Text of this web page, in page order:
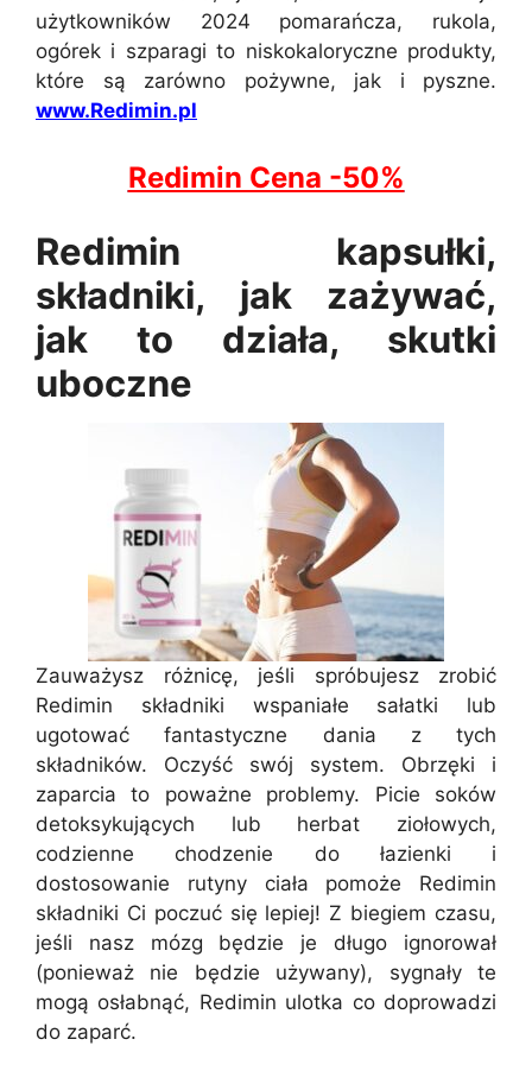
użytkowników 2024 pomarańcza, rukola,
ogórek i szparagi to niskokaloryczne produkty,
które są zarówno pożywne, jak i pyszne.
www.Redimin.pl
Redimin Cena -50%
Redimin kapsułki,
składniki, jak zażywać,
jak to działa, skutki
uboczne
Zauważysz różnicę, jeśli spróbujesz zrobić
Redimin składniki wspaniałe sałatki lub
ugotować fantastyczne dania z tych
składników. Oczyść swój system. Obrzęki i
zaparcia to poważne problemy. Picie soków
detoksykujących lub herbat ziołowych,
codzienne chodzenie do łazienki i
dostosowanie rutyny ciała pomoże Redimin
składniki Ci poczuć się lepiej! Z biegiem czasu,
jeśli nasz mózg będzie je długo ignorował
(ponieważ nie będzie używany), sygnały te
mogą osłabnąć, Redimin ulotka co doprowadzi
do zaparć.